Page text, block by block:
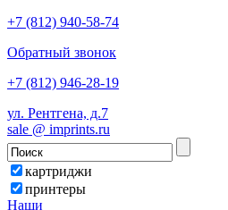
+7 (812) 940-58-74
Обратный звонок
+7 (812) 946-28-19
ул. Рентгена, д.7
sale @ imprints.ru
картриджи
принтеры
Наши